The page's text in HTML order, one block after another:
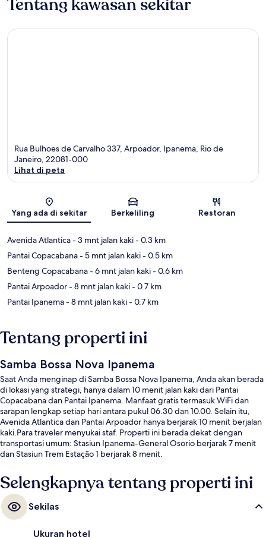
Rua Bulhoes de Carvalho 337, Arpoador, Ipanema, Rio de
Janeiro, 22081-000
Lihat di peta
Yang ada di sekitar Berkeliling Restoran
Avenida Atlantica- 3 mnt jalan kaki- 0.3 km
Pantai Copacabana- 5 mnt jalan kaki- 0.5 km
Benteng Copacabana- 6 mnt jalan kaki- 0.6 km
Pantai Arpoador- 8 mnt jalan kaki- 0.7 km
Pantai Ipanema- 8 mnt jalan kaki- 0.7 km
Tentang properti ini
Samba Bossa Nova Ipanema
Saat Anda menginap di Samba Bossa Nova Ipanema, Anda akan berada
di lokasi yang strategi, hanya dalam 10 menit jalan kaki dari Pantai
Copacabana dan Pantai Ipanema. Manfaat gratis termasuk WiFi dan
sarapan lengkap setiap hari antara pukul 06.30 dan 10.00. Selain itu,
Avenida Atlantica dan Pantai Arpoador hanya berjarak 10 menit berjalan
kaki.Para traveler menyukai staf. Properti ini berada dekat dengan
transportasi umum: Stasiun Ipanema-General Osorio berjarak 7 menit
dan Stasiun Trem Estação 1 berjarak 8 menit.
Selengkapnya tentang properti ini
Sekilas
Ukuran hotel